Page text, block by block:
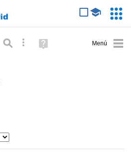
Búsqueda avanzada
Ayuda
(en